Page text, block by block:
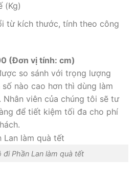
(Kg)
từ kích thước, tính theo công
(Đơn vị tính: cm)
so sánh với trọng lượng
nào cao hơn thì dùng làm
viên của chúng tôi sẽ tư
để tiết kiệm tối đa cho phí
đi Phần Lan làm quà tết